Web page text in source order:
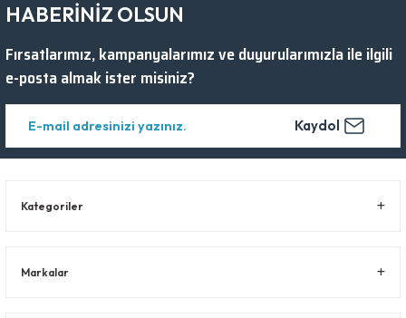
HABERİNİZ OLSUN
Fırsatlarımız, kampanyalarımız ve duyurularımızla ile ilgili
e-posta almak ister misiniz?
Kaydol
Kategoriler
Markalar